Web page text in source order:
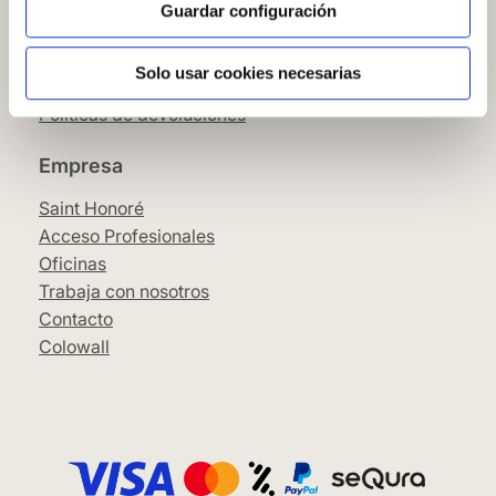
Guardar configuración
Solo usar cookies necesarias
Pago
Envíos y entrega
Políticas de devoluciones
Empresa
Saint Honoré
Acceso Profesionales
Oficinas
Trabaja con nosotros
Contacto
Colowall